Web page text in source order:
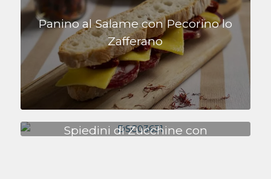
Panino al Salame con Pecorino lo
Zafferano
Spiedini di Zucchine con